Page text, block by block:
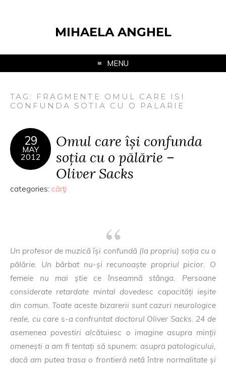
MIHAELA ANGHEL
MENU
TAG: FRAGMENTE OMUL CARE ISI
CONFUNDA SOTIA CU O PALARIE
29
MAY
2012
Omul care își confunda
soția cu o pălărie –
Oliver Sacks
categories: cărţi
Un profesor de muzică își confundă (la propriu) soția cu o
pălărie. Un bărbat nu-și recunoaște propriul picior. O
femeie nu mai știe ce înseamnă stânga. Persoane
considerate retardate mintal dovedesc capacități ieșite
din comun. Toate aceste bizarerii sunt cazuri neurologice
reale, cu care s-a confruntat doctorul Oliver Sacks. 24 de
asemenea povestiri alcătuiesc o imagine asupra minții
omenești a am fi tentați să spunem: asupra patologicului,
dacă am putea trasa o frontieră netă între normalitate și